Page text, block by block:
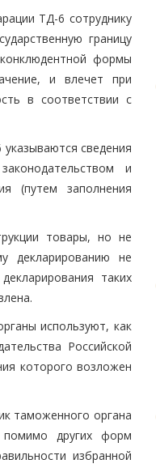
ТД-6 сотруднику
границу
формы
и влечет при
в соответствии с
сведения
и
(путем заполнения
товары, но не
декларированию не
таких
используют, как
Российской
которого возложен
таможенного органа
других форм
избранной